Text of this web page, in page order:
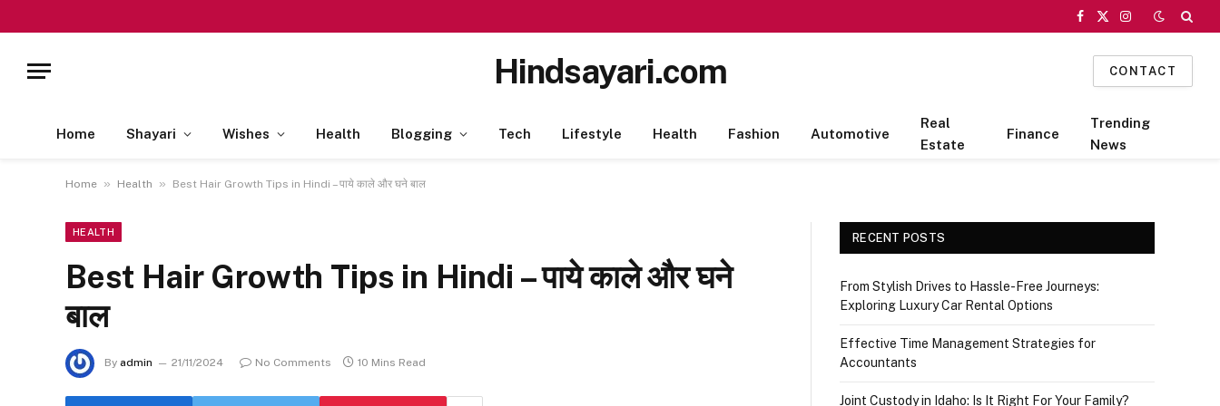
Facebook
X
Instagram
Hindsayari.com CONTACT
Home Shayari Wishes Health Blogging Tech Lifestyle Health Fashion Automotive
Real
Estate
Finance
Trending
News
Home » Health » Best Hair Growth Tips in Hindi – पाये काले और घने बाल
HEALTH
Best Hair Growth Tips in Hindi – पाये काले और घने
बाल
By admin 21/11/2024 No Comments 10 Mins Read
RECENT POSTS
From Stylish Drives to Hassle-Free Journeys:
Exploring Luxury Car Rental Options
Effective Time Management Strategies for
Accountants
Joint Custody in Idaho: Is It Right For Your Family?